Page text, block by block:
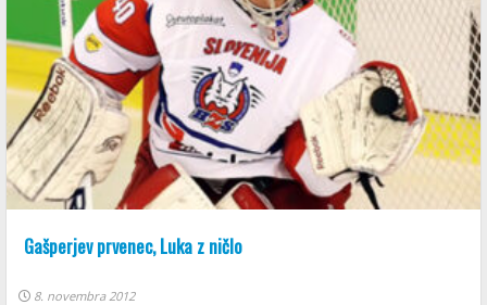
Gašperjev prvenec, Luka z ničlo
8. novembra 2012